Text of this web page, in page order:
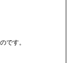
です。